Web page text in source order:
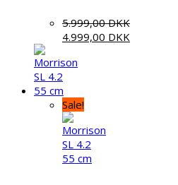
5.999,00DKK
4.999,00 DKK
Sale!